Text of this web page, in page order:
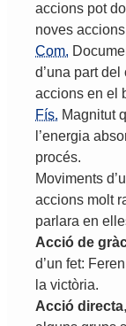
accions pot
noves accions
Com.
d’una part del
accions en el
Fís. Magnitut
’energia
procés.
Moviments d’
accions molt
parlara en
Acció de
d’un fet: Feren
la victòria.
Acció directa,